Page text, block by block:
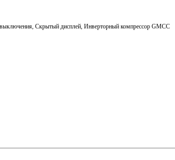
Скрытый дисплей, Инверторный компрессор GMCC